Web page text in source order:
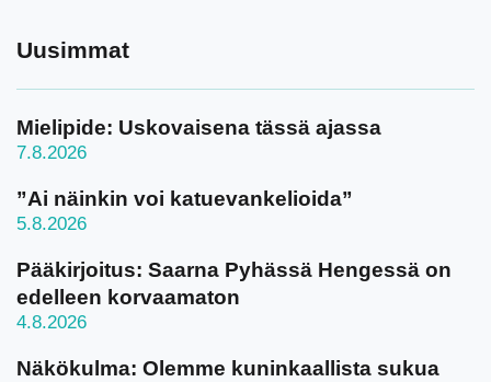
Uusimmat
Mielipide: Uskovaisena tässä ajassa
7.8.2026
”Ai näinkin voi katuevankelioida”
5.8.2026
Pääkirjoitus: Saarna Pyhässä Hengessä on
edelleen korvaamaton
4.8.2026
Näkökulma: Olemme kuninkaallista sukua